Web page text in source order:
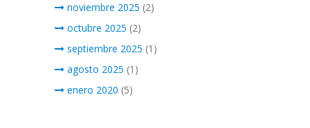
noviembre 2025 (2)
octubre 2025 (2)
septiembre 2025 (1)
agosto 2025 (1)
enero 2020 (5)